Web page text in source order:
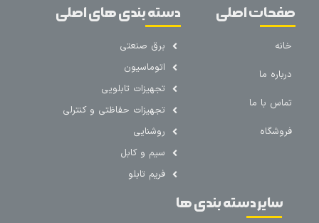
صفحات اصلی
خانه
درباره ما
تماس با ما
فروشگاه
دسته بندی های اصلی
برق صنعتی
اتوماسیون
تجهیزات تابلویی
تجهیزات حفاظتی و کنترلی
روشنایی
سیم و کابل
فریم تابلو
سایر دسته بندی ها